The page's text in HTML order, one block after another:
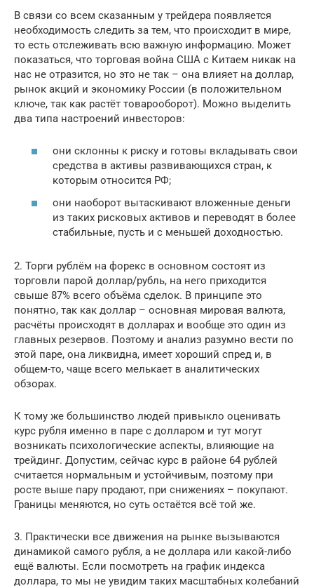
В связи со всем сказанным у трейдера появляется
необходимость следить за тем, что происходит в мире,
то есть отслеживать всю важную информацию. Может
показаться, что торговая война США с Китаем никак на
нас не отразится, но это не так – она влияет на доллар,
рынок акций и экономику России (в положительном
ключе, так как растёт товарооборот). Можно выделить
два типа настроений инвесторов:
они склонны к риску и готовы вкладывать свои
средства в активы развивающихся стран, к
которым относится РФ;
они наоборот вытаскивают вложенные деньги
из таких рисковых активов и переводят в более
стабильные, пусть и с меньшей доходностью.
2. Торги рублём на форекс в основном состоят из
торговли парой доллар/рубль, на него приходится
свыше 87% всего объёма сделок. В принципе это
понятно, так как доллар – основная мировая валюта,
расчёты происходят в долларах и вообще это один из
главных резервов. Поэтому и анализ разумно вести по
этой паре, она ликвидна, имеет хороший спред и, в
общем-то, чаще всего мелькает в аналитических
обзорах.
К тому же большинство людей привыкло оценивать
курс рубля именно в паре с долларом и тут могут
возникать психологические аспекты, влияющие на
трейдинг. Допустим, сейчас курс в районе 64 рублей
считается нормальным и устойчивым, поэтому при
росте выше пару продают, при снижениях – покупают.
Границы меняются, но суть остаётся всё той же.
3. Практически все движения на рынке вызываются
динамикой самого рубля, а не доллара или какой-либо
ещё валюты. Если посмотреть на график индекса
доллара, то мы не увидим таких масштабных колебаний